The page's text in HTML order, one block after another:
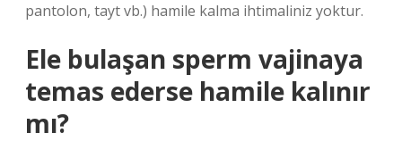
pantolon, tayt vb.) hamile kalma ihtimaliniz yoktur.
Ele bulaşan sperm vajinaya
temas ederse hamile kalınır
mı?